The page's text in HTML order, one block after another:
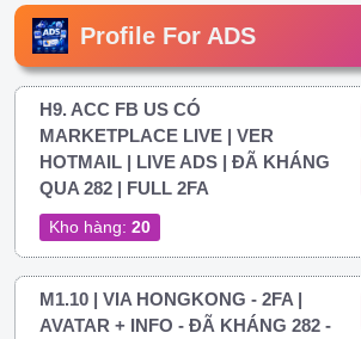
Profile For ADS
H9. ACC FB US CÓ
MARKETPLACE LIVE | VER
HOTMAIL | LIVE ADS | ĐÃ KHÁNG
QUA 282 | FULL 2FA
Kho hàng: 20
M1.10 | VIA HONGKONG - 2FA |
AVATAR + INFO - ĐÃ KHÁNG 282 -